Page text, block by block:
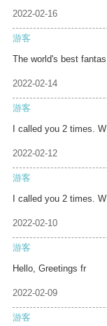
2022-02-16
游客
The world's best fantas
2022-02-14
游客
I called you 2 times. W
2022-02-12
游客
I called you 2 times. W
2022-02-10
游客
Hello, Greetings fr
2022-02-09
游客